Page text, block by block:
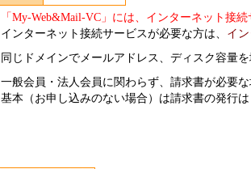
「My-Web&Mail-VC」には、インターネット接
インターネット接続サービスが必要な方は、 イ
同じドメインでメールアドレス、ディスク容量
一般会員・法人会員に関わらず、請求書が必要
基本（お申し込みのない場合）は請求書の発行